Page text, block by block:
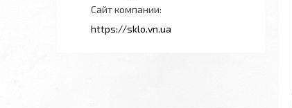
Сайт компании
https://sklo.vn.ua